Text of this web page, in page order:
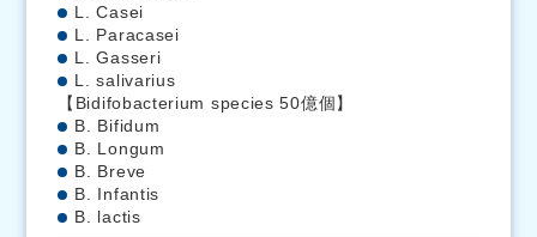
L. Casei
L. Paracasei
L. Gasseri
L. salivarius
【Bidifobacterium species 50億個】
B. Bifidum
B. Longum
B. Breve
B. Infantis
B. lactis